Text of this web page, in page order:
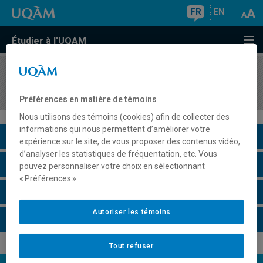
FR EN
Étudier à l'UQAM
COURS//
Description du cours
Horaire - Été 2026
Préférences en matière de témoins
Nous utilisons des témoins (cookies) afin de collecter des
informations qui nous permettent d’améliorer votre
expérience sur le site, de vous proposer des contenus vidéo,
d’analyser les statistiques de fréquentation, etc. Vous
pouvez personnaliser votre choix en sélectionnant
« Préférences ».
Tout refuser
Autoriser les témoins